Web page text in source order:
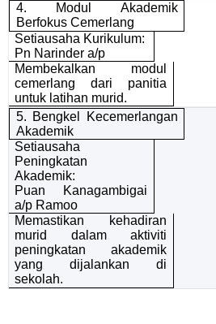
4. Modul Akademik
Berfokus Cemerlang
Setiausaha Kurikulum:
Pn Narinder a/p
Membekalkan modul
cemerlang dari panitia
untuk latihan murid.
5. Bengkel Kecemerlangan
Akademik
Setiausaha
Peningkatan
Akademik:
Puan Kanagambigai
a/p Ramoo
Memastikan kehadiran
murid dalam aktiviti
peningkatan akademik
yang dijalankan di
sekolah.